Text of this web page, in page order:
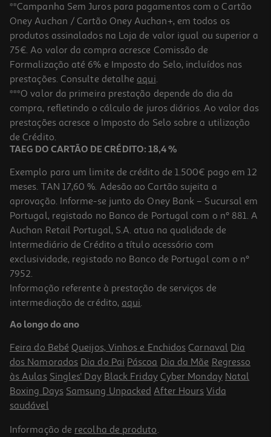
**Campanha Sem Juros para pagamentos com o Cartão
Oney Auchan / Cartão Oney Auchan+, em todos os
produtos assinalados na Loja de valor igual ou superior a
75€. Ao valor da compra acresce Comissão de
Formalização até 6% e Imposto do Selo, incluídos nas
prestações. Consulte detalhe aqui.
***O valor da primeira prestação depende do dia da
compra, refletindo o cálculo de juros diários. Ao valor das
prestações acresce o Imposto do Selo sobre a utilização
de Crédito.
TAEG DO CARTÃO DE CRÉDITO: 18,4 %
Exemplo para um limite de crédito de 1.500€ pago em 12
meses. TAN 17,60 %. Adesão ao Cartão sujeita a
aprovação. Informe-se junto do Oney Bank – Sucursal em
Portugal, registado no Banco de Portugal com o nº 881. A
Auchan Retail Portugal, S.A. atua na qualidade de
Intermediário de Crédito a título acessório com
exclusividade, registado no Banco de Portugal com o nº
7952.
Informação referente à prestação de serviços de
intermediação de crédito, aqui.
Ao longo do ano
Feira do Bebé Queijos, Vinhos e Enchidos Carnaval Dia
dos Namorados Dia do Pai Páscoa Dia da Mãe Regresso
às Aulas Singles' Day Black Friday Cyber Monday Natal
Boxing Days Samsung Unpacked After Hours Vida
saudável
Informação de recolha de produto.